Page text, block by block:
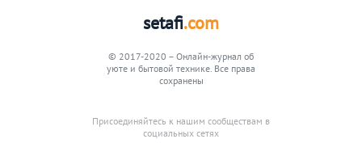
setafi.com
© 2017-2020 – Онлайн-журнал об
уюте и бытовой технике. Все права
сохранены
Присоединяйтесь к нашим сообществам в
социальных сетях